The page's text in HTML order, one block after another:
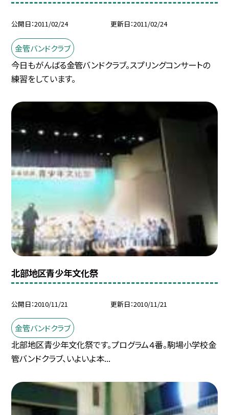
公開日 2011/02/24 更新日 2011/02/24
金管バンドクラブ
今日もがんばる金管バンドクラブ。スプリングコンサートの
練習をしています。
北部地区青少年文化祭
公開日 2010/11/21 更新日 2010/11/21
金管バンドクラブ
北部地区青少年文化祭です。プログラム４番。駒場小学校金
管バンドクラブ、いよいよ本...